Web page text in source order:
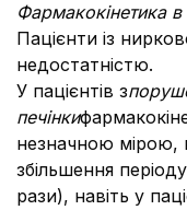
Фармакокінетика в
Пацієнти із
недостатністю.
У пацієнтів з
печінки
незначною мірою,
збільшення
рази), навіть у